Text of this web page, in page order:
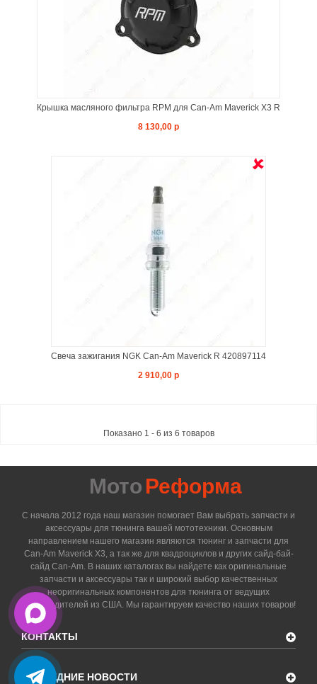
Крышка масляного фильтра RPM для Can-Am Maverick X3 R
8 130,00 р
Свеча зажигания NGK Can-Am Maverick R 420897114
2 910,00 р
Показано 1 - 6 из 6 товаров
Мото Реформа
С начала 2012 года наш магазин помогает Вам выбрать запчасти и
аксессуары для тюнинга вашей мототехники. Основным
направлением нашего магазин являются тюнинг и запчасти для
Can-Am Maverick X3, а так же для квадроциклов и других сайд-бай-
сайд Can-Am. В наших каталогах вы найдете как оригинальные
запчасти и аксессуары так и широкий выбор качественных
неоригинальных компонентов для тюнинга от ведущих
производителей из США. Мы гарантируем качество наших товаров!
КОНТАКТЫ
ПОСЛЕДНИЕ НОВОСТИ